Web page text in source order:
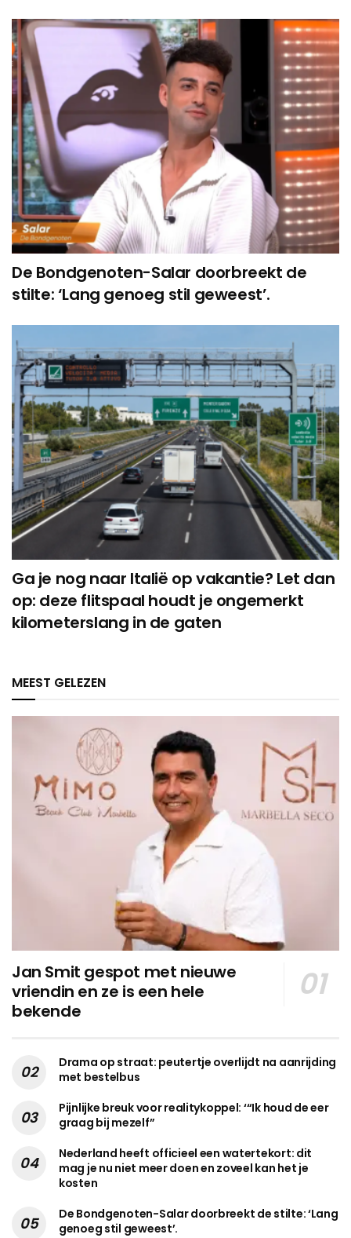
De Bondgenoten-Salar doorbreekt de
stilte: ‘Lang genoeg stil geweest’.
Ga je nog naar Italië op vakantie? Let dan
op: deze flitspaal houdt je ongemerkt
kilometerslang in de gaten
MEEST GELEZEN
Jan Smit gespot met nieuwe
vriendin en ze is een hele
bekende
Drama op straat: peutertje overlijdt na aanrijding
met bestelbus
Pijnlijke breuk voor realitykoppel: ‘“Ik houd de eer
graag bij mezelf”
Nederland heeft officieel een watertekort: dit
mag je nu niet meer doen en zoveel kan het je
kosten
De Bondgenoten-Salar doorbreekt de stilte: ‘Lang
genoeg stil geweest’.